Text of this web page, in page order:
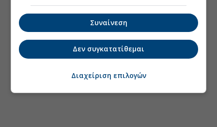
Συναίνεση
Δεν συγκατατίθεμαι
Διαχείριση επιλογών